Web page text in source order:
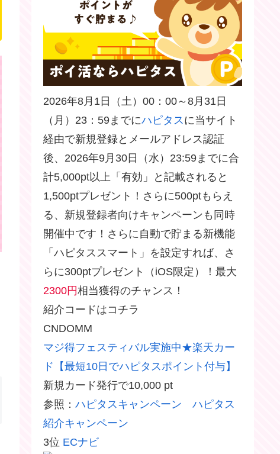
2026年8月1日（土）00：00～8月31日
（月）23：59までにハピタス に当サイト
経由で新規登録とメールアドレス認証
後、2026年9月30日（水）23:59までに合
計5,000pt以上「有効」と記載されると
1,500ptプレゼント！さらに500ptもらえ
る、新規登録者向けキャンペーンも同時
開催中です！さらに自動で貯まる新機能
「ハピタススマート」を設定すれば、さ
らに300ptプレゼント（iOS限定）！最大
2300円相当獲得のチャンス！
紹介コードはコチラ
CNDOMM
マジ得フェスティバル実施中★楽天カー
ド【最短10日でハピタスポイント付与】
新規カード発行で10,000 pt
参照： ハピタスキャンペーン ハピタス
紹介キャンペーン
3位 ECナビ